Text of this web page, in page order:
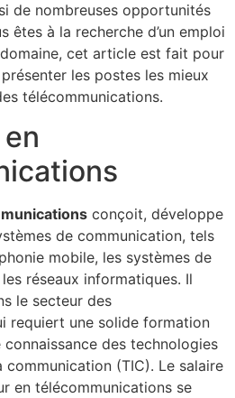
de nombreuses opportunités
êtes à la recherche d’un emploi
cet article est fait pour
les postes les mieux
télécommunications.
conçoit, développe
de communication, tels
mobile, les systèmes de
réseaux informatiques. Il
le secteur des
requiert une solide formation
des technologies
communication (TIC). Le salaire
en télécommunications se